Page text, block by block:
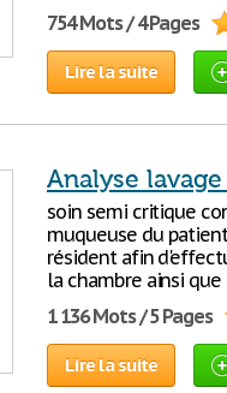
754 Mots / 4 Pages
Lire la suite
Analyse
soin semi critique
muqueuse du
résident afin
la chambre ainsi
1 136 Mots / 5 Pages
Lire la suite